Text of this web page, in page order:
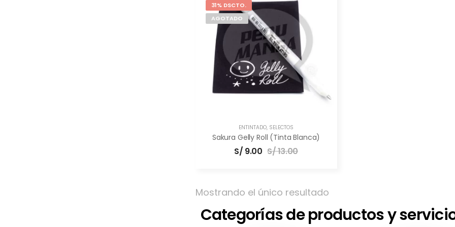
31% DSCTO.
AGOTADO
ENTINTADO, SELECTOS
Sakura Gelly Roll (Tinta Blanca)
S/ 9.00 S/13.00
Mostrando el único resultado
Categorías de productos y